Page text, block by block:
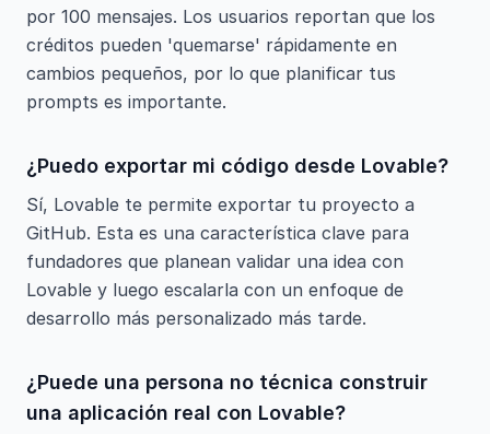
por 100 mensajes. Los usuarios reportan que los
créditos pueden 'quemarse' rápidamente en
cambios pequeños, por lo que planificar tus
prompts es importante.
¿Puedo exportar mi código desde Lovable?
Sí, Lovable te permite exportar tu proyecto a
GitHub. Esta es una característica clave para
fundadores que planean validar una idea con
Lovable y luego escalarla con un enfoque de
desarrollo más personalizado más tarde.
¿Puede una persona no técnica construir
una aplicación real con Lovable?